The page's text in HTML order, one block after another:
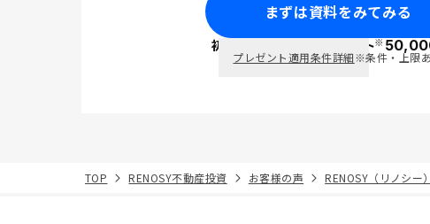
まずは資料をみてみる
初回面談で ポイント※
プレゼント適用条件詳細※条件・上限
TOP RENOSY不動産投資 お客様の声 RENOSY（リノシー